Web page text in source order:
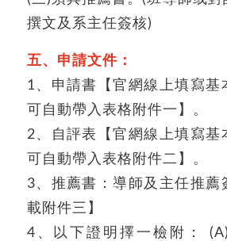
撰文及系主任簽核)
五、申請文件：
1、申請書【官網線上填寫基
可自動帶入表格附件一】。
2、自評表【官網線上填寫基
可自動帶入表格附件二】。
3、推薦書：導師及主任推薦
載附件三】
4、以下證明擇一檢附：